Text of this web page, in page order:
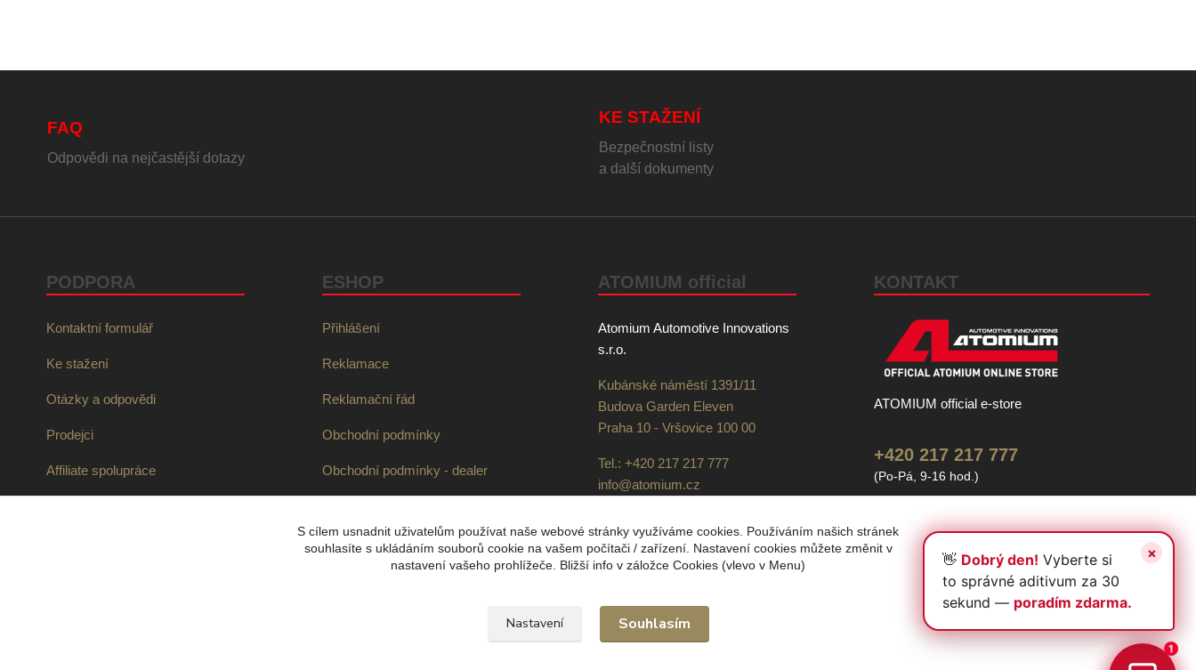
FAQ
Odpovědi na nejčastější dotazy
KE STAŽENÍ
Bezpečnostní listy
a další dokumenty
PODPORA
Kontaktní formulář
Ke stažení
Otázky a odpovědi
Prodejci
Affiliate spolupráce
ESHOP
Přihlášení
Reklamace
Reklamační řád
Obchodní podmínky
Obchodní podmínky - dealer
Ochrana osobních údajů GDPR
ATOMIUM official
Atomium Automotive Innovations
s.r.o.
Kubánské náměstí 1391/11
Budova Garden Eleven
Praha 10 - Vršovice 100 00
Tel.: +420 217 217 777
info@atomium.cz
CZ21275033
Bank. spojení: 270571081/0300
KONTAKT
ATOMIUM official e-store
+420 217 217 777
(Po-Pá, 9-16 hod.)
S cílem usnadnit uživatelům používat naše webové stránky využíváme cookies. Používáním našich stránek
souhlasíte s ukládáním souborů cookie na vašem počítači / zařízení. Nastavení cookies můžete změnit v
nastavení vašeho prohlížeče. Bližší info v záložce Cookies (vlevo v Menu)
Nastavení Souhlasím